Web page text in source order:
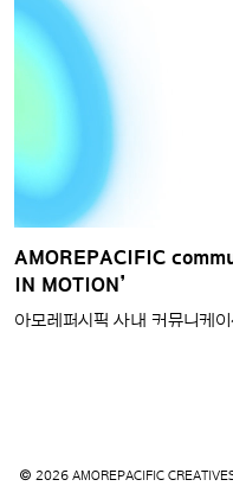
AMOREPACIFIC
IN MOTION’
아모레퍼시픽 사내 커뮤니케이
© 2026 AMOREPACIFIC